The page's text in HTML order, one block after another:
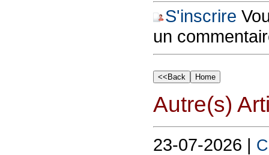
S'inscrire
un
Autre(s)
23-07-2026 |